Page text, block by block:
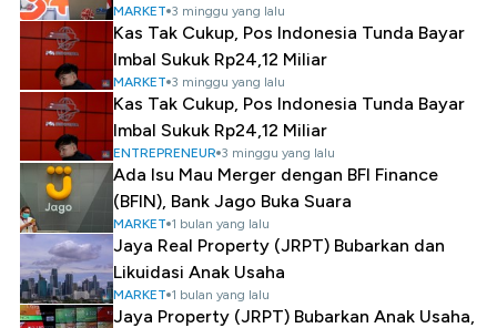
MARKET 3 minggu yang lalu
Kas Tak Cukup, Pos Indonesia Tunda Bayar
Imbal Sukuk Rp24,12 Miliar
MARKET 3 minggu yang lalu
Kas Tak Cukup, Pos Indonesia Tunda Bayar
Imbal Sukuk Rp24,12 Miliar
ENTREPRENEUR 3 minggu yang lalu
Ada Isu Mau Merger dengan BFI Finance
(BFIN), Bank Jago Buka Suara
MARKET 1 bulan yang lalu
Jaya Real Property (JRPT) Bubarkan dan
Likuidasi Anak Usaha
MARKET 1 bulan yang lalu
Jaya Property (JRPT) Bubarkan Anak Usaha,